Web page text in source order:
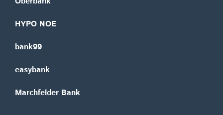
HYPO NOE
bank99
easybank
Marchfelder Bank